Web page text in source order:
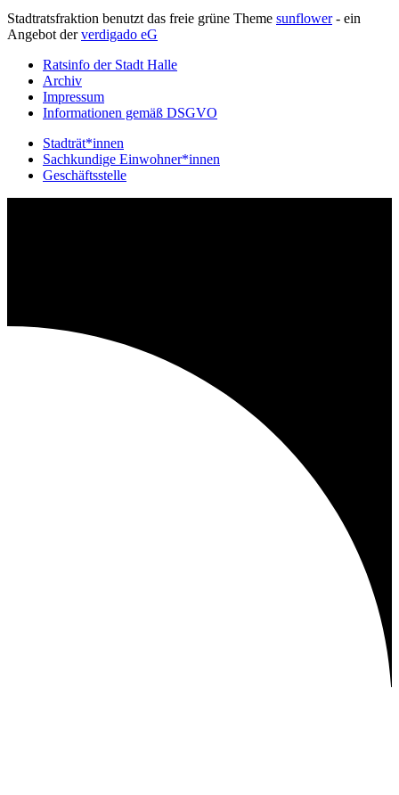
Stadtratsfraktion benutzt das freie grüne Theme sunflower‐ ein
Angebot derverdigado eG
Ratsinfo der Stadt Halle
Archiv
Impressum
Informationen gemäß DSGVO
Stadträt*innen
Sachkundige Einwohner*innen
Geschäftsstelle